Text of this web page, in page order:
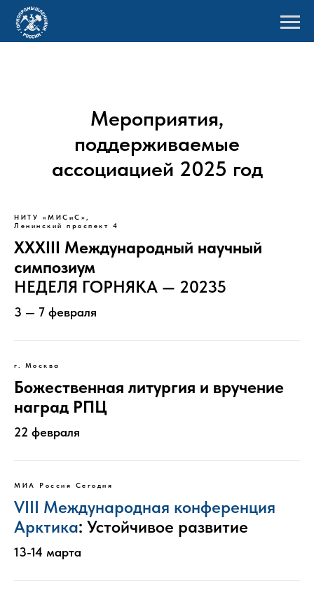
Мероприятия,
поддерживаемые
ассоциацией 2025 год
НИТУ «МИСиС»,
Ленинский проспект 4
XXXIII Международный научный
симпозиум
НЕДЕЛЯ ГОРНЯКА — 20235
3 — 7 февраля
г. Москва
Божественная литургия и вручение
наград РПЦ
22 февраля
МИА Россия Сегодня
VIII Международная конференция
Арктика: Устойчивое развитие
13-14 марта